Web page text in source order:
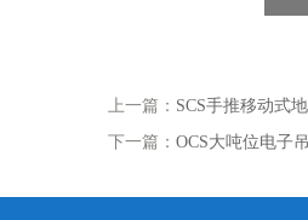
上一篇： SCS手推移动式
下一篇： OCS大吨位电子